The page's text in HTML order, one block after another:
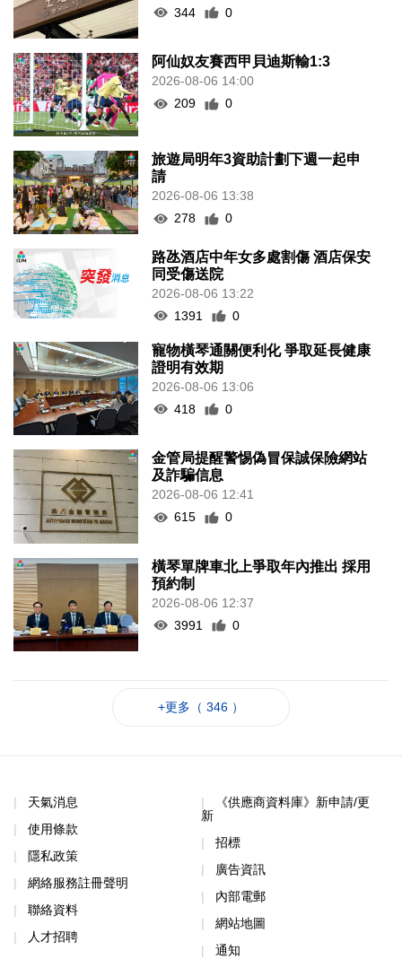
344
0
阿仙奴友賽西甲貝迪斯輸1:3
2026-08-06 14:00
209
0
旅遊局明年3資助計劃下週一起申
請
2026-08-06 13:38
278
0
路氹酒店中年女多處割傷 酒店保安
同受傷送院
2026-08-06 13:22
1391
0
寵物橫琴通關便利化 爭取延長健康
證明有效期
2026-08-06 13:06
418
0
金管局提醒警惕偽冒保誠保險網站
及詐騙信息
2026-08-06 12:41
615
0
橫琴單牌車北上爭取年內推出 採用
預約制
2026-08-06 12:37
3991
0
+更多（ 346 ）
天氣消息
使用條款
隱私政策
網絡服務註冊聲明
聯絡資料
人才招聘
《供應商資料庫》新申請/更
新
招標
廣告資訊
內部電郵
網站地圖
通知